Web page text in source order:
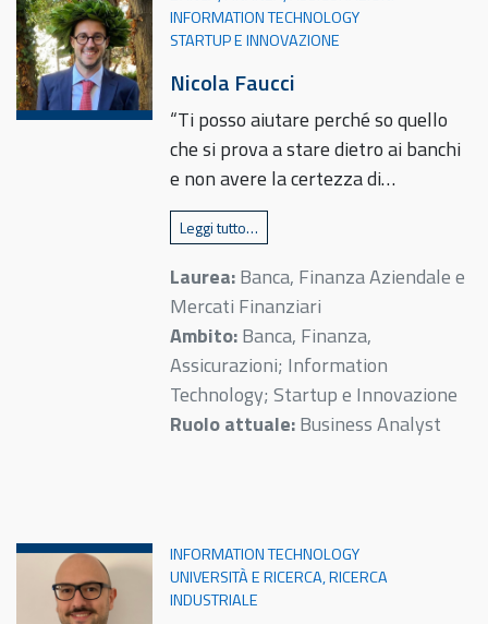
INFORMATION TECHNOLOGY
STARTUP E INNOVAZIONE
Nicola Faucci
“Ti posso aiutare perché so quello
che si prova a stare dietro ai banchi
e non avere la certezza di…
Leggi tutto…
Laurea:Banca, Finanza Aziendale e
Mercati Finanziari
Ambito:Banca, Finanza,
Assicurazioni; Information
Technology; Startup e Innovazione
Ruolo attuale:Business Analyst
INFORMATION TECHNOLOGY
UNIVERSITÀ E RICERCA, RICERCA
INDUSTRIALE